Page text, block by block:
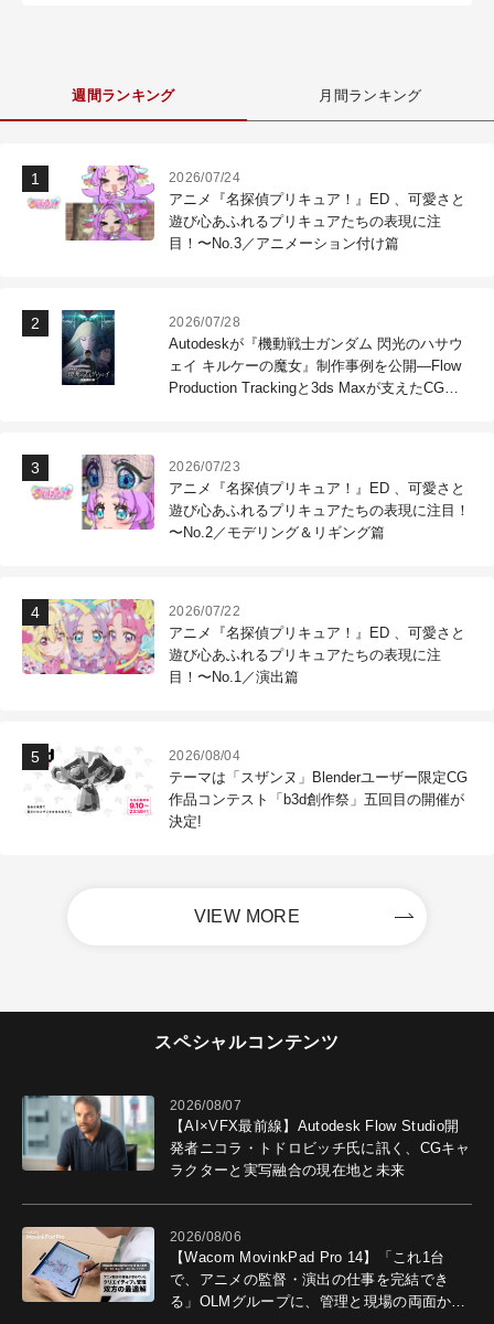
週間ランキング 月間ランキング
2026/07/24
アニメ『名探偵プリキュア！』ED 、可愛さと
遊び心あふれるプリキュアたちの表現に注
目！〜No.3／アニメーション付け篇
2026/07/28
Autodeskが『機動戦士ガンダム 閃光のハサウ
ェイ キルケーの魔女』制作事例を公開―Flow
Production Trackingと3ds Maxが支えたCG制
2026/07/23
アニメ『名探偵プリキュア！』ED 、可愛さと
遊び心あふれるプリキュアたちの表現に注目！
〜No.2／モデリング＆リギング篇
2026/07/22
アニメ『名探偵プリキュア！』ED 、可愛さと
遊び心あふれるプリキュアたちの表現に注
目！〜No.1／演出篇
2026/08/04
テーマは「スザンヌ」Blenderユーザー限定CG
作品コンテスト「b3d創作祭」五回目の開催が
決定!
VIEW MORE
スペシャルコンテンツ
2026/08/07
【AI×VFX最前線】Autodesk Flow Studio開
発者ニコラ・トドロビッチ氏に訊く、CGキャ
ラクターと実写融合の現在地と未来
2026/08/06
【Wacom MovinkPad Pro 14】「これ1台
で、アニメの監督・演出の仕事を完結でき
る」OLMグループに、管理と現場の両面から